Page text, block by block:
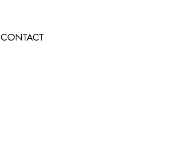
CONTACT